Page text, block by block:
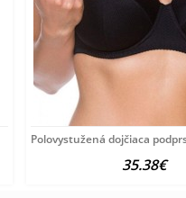
Polovystužená dojčiaca
35.38€